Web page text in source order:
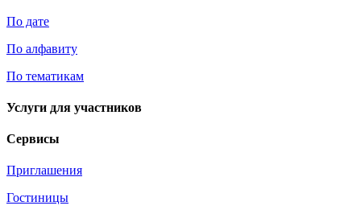
По дате
По алфавиту
По тематикам
Услуги для участников
Сервисы
Приглашения
Гостиницы